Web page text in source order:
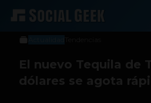
Social Geek
16 de noviembre de
El nuevo Tequila de
dólares se agota